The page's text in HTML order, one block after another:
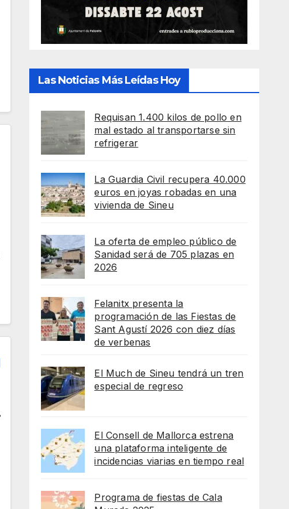
Las Noticias Más Leídas Hoy
Requisan 1.400 kilos de pollo en
mal estado al transportarse sin
refrigerar
La Guardia Civil recupera 40.000
euros en joyas robadas en una
vivienda de Sineu
La oferta de empleo público de
Sanidad será de 705 plazas en
2026
Felanitx presenta la
programación de las Fiestas de
Sant Agustí 2026 con diez días
de verbenas
El Much de Sineu tendrá un tren
especial de regreso
El Consell de Mallorca estrena
una plataforma inteligente de
incidencias viarias en tiempo real
Programa de fiestas de Cala